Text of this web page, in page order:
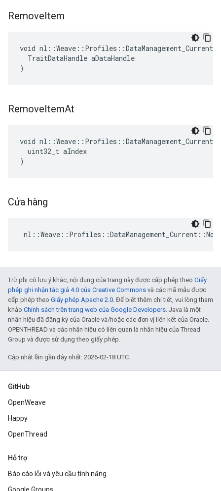
RemoveItem
void
  TraitDataHandle aDataHandle
)
RemoveItemAt
void
  uint32_t aIndex
)
Cửa hàng
Trừ phi có lưu ý khác, nội dung của trang này được cấp phép theo Giấy
phép ghi nhận tác giả 4.0 của Creative Commons và các mã mẫu được
cấp phép theo Giấy phép Apache 2.0. Để biết thêm chi tiết, vui lòng tham
khảo Chính sách trên trang web của Google Developers. Java là một
nhãn hiệu đã đăng ký của Oracle và/hoặc các đơn vị liên kết của Oracle.
OPENTHREAD và các nhãn hiệu có liên quan là nhãn hiệu của Thread
Group và được sử dụng theo giấy phép.
Cập nhật lần gần đây nhất: 2026-02-18 UTC.
GitHub
OpenWeave
Happy
OpenThread
Hỗ trợ
Báo cáo lỗi và yêu cầu tính năng